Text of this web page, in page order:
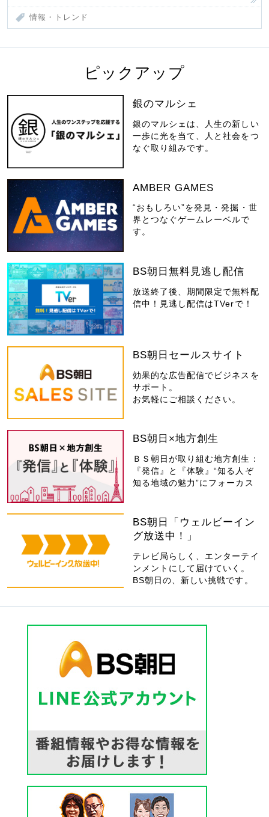
情報・トレンド
ピックアップ
銀のマルシェ
銀のマルシェは、人生の新しい
一歩に光を当て、人と社会をつ
なぐ取り組みです。
AMBER GAMES
“おもしろい”を発見・発掘・世
界とつなぐゲームレーベルで
す。
BS朝日無料見逃し配信
放送終了後、期間限定で無料配
信中！見逃し配信はTVerで！
BS朝日セールスサイト
効果的な広告配信でビジネスを
サポート。
お気軽にご相談ください。
BS朝日×地方創生
ＢＳ朝日が取り組む地方創生：
『発信』と『体験』“知る人ぞ
知る地域の魅力”にフォーカス
BS朝日「ウェルビーイン
グ放送中！」
テレビ局らしく、エンターテイ
ンメントにして届けていく。
BS朝日の、新しい挑戦です。